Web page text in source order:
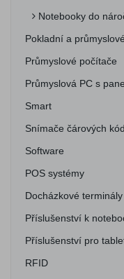
Notebooky do
Pokladní a
Průmyslové počítače
Průmyslová PC s
Smart
Snímače čárových
Software
POS systémy
Docházkové terminály
Příslušenství k
Příslušenství pro
RFID